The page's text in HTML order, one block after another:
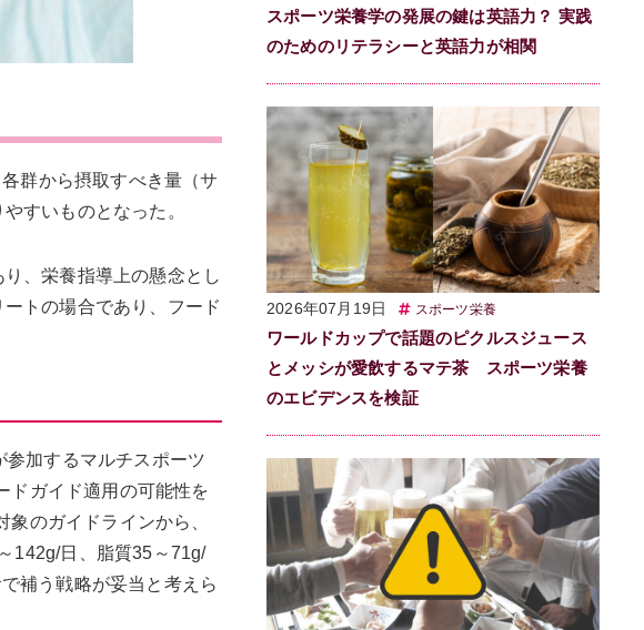
群から摂取すべき量（サ
すいものとなった。
、栄養指導上の懸念とし
トの場合であり、フード
加するマルチスポーツ
ドガイド適用の可能性を
のガイドラインから、
142g/日、脂質35～71g/
補う戦略が妥当と考えら
スポーツ栄養学の発展の鍵は英語力？ 実践
のためのリテラシーと英語力が相関
2026年07月19日 スポーツ栄養
ワールドカップで話題のピクルスジュース
とメッシが愛飲するマテ茶 スポーツ栄養
のエビデンスを検証